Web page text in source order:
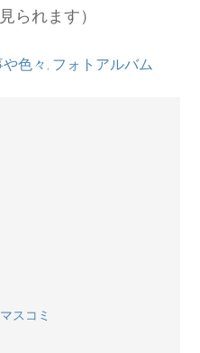
られます）
色々 フォトアルバム
スコミ